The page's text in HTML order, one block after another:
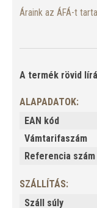
Áraink az ÁFÁ-t
A termék rövid
ALAPADATOK:
EAN kód
Vámtarifaszám
Referencia szám
SZÁLLÍTÁS:
Száll súly